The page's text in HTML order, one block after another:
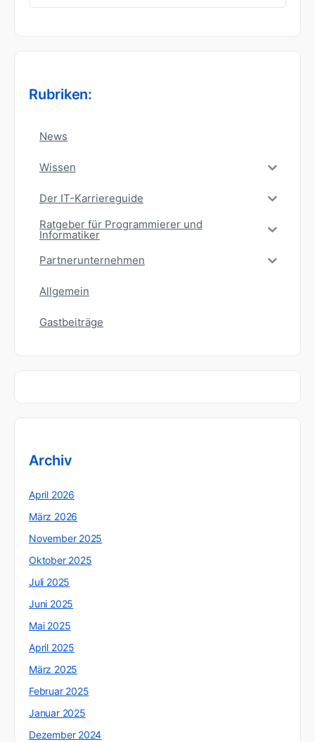
nach:
Rubriken:
News
Wissen
Der IT-Karriereguide
Ratgeber für Programmierer und
Informatiker
Partnerunternehmen
Allgemein
Gastbeiträge
Archiv
April 2026
März 2026
November 2025
Oktober 2025
Juli 2025
Juni 2025
Mai 2025
April 2025
März 2025
Februar 2025
Januar 2025
Dezember 2024